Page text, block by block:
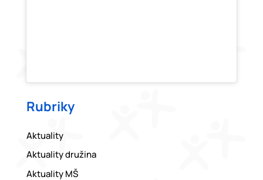
Rubriky
Aktuality
Aktuality družina
Aktuality MŠ